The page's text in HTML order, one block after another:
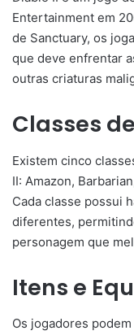
Entertainment em
de Sanctuary, os
que deve enfrentar
outras criaturas
Classes
Existem cinco
II: Amazon,
Cada classe possui
diferentes,
personagem que
Itens e
Os jogadores